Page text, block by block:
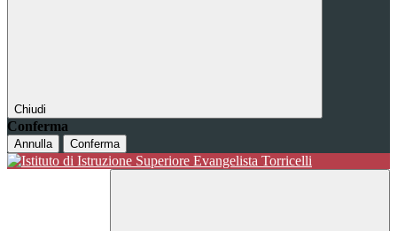
Chiudi
Conferma
Annulla Conferma